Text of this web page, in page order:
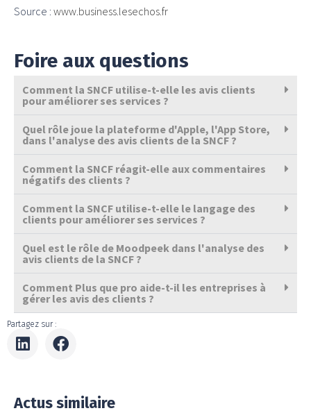
Source : www.business.lesechos.fr
Foire aux questions
Comment la SNCF utilise-t-elle les avis clients
pour améliorer ses services ?
Quel rôle joue la plateforme d'Apple, l'App Store,
dans l'analyse des avis clients de la SNCF ?
Comment la SNCF réagit-elle aux commentaires
négatifs des clients ?
Comment la SNCF utilise-t-elle le langage des
clients pour améliorer ses services ?
Quel est le rôle de Moodpeek dans l'analyse des
avis clients de la SNCF ?
Comment Plus que pro aide-t-il les entreprises à
gérer les avis des clients ?
Partagez sur :
Actus similaire